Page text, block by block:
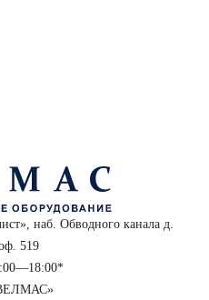
наб. Обводного канала д.
519